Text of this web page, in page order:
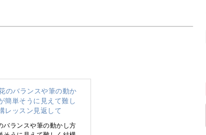
、お好きなカラーで組み合わせても◎
然にニュアンスを付けるテクニックを、たっ
。
バランスや筆の動かし方